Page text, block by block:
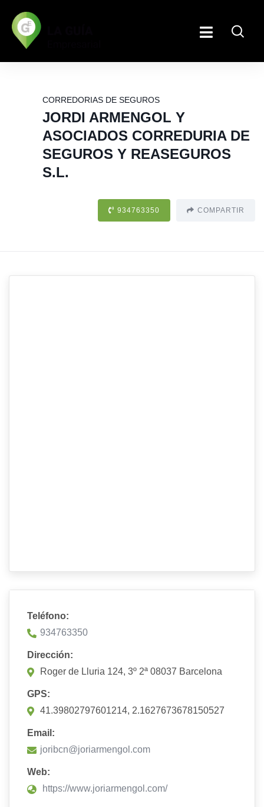
CORREDORIAS DE SEGUROS
JORDI ARMENGOL Y
ASOCIADOS CORREDURIA DE
SEGUROS Y REASEGUROS
S.L.
934763350 COMPARTIR
Teléfono:
934763350
Dirección:
Roger de Lluria 124, 3º 2ª 08037 Barcelona
GPS:
41.39802797601214, 2.1627673678150527
Email:
joribcn@joriarmengol.com
Web:
https://www.joriarmengol.com/